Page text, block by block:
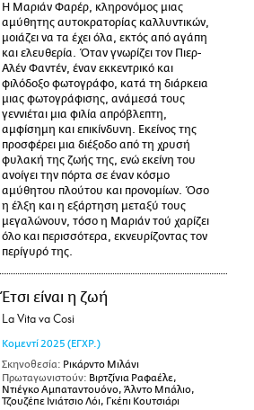
Η Μαριάν Φαρέρ, κληρονόμος μιας
αμύθητης αυτοκρατορίας καλλυντικών,
μοιάζει να τα έχει όλα, εκτός από αγάπη
και ελευθερία. Όταν γνωρίζει τον Πιερ-
Αλέν Φαντέν, έναν εκκεντρικό και
φιλόδοξο φωτογράφο, κατά τη διάρκεια
μιας φωτογράφισης, ανάμεσά τους
γεννιέται μια φιλία απρόβλεπτη,
αμφίσημη και επικίνδυνη. Εκείνος της
προσφέρει μια διέξοδο από τη χρυσή
φυλακή της ζωής της, ενώ εκείνη του
ανοίγει την πόρτα σε έναν κόσμο
αμύθητου πλούτου και προνομίων. Όσο
η έλξη και η εξάρτηση μεταξύ τους
μεγαλώνουν, τόσο η Μαριάν τού χαρίζει
όλο και περισσότερα, εκνευρίζοντας τον
περίγυρό της.
Έτσι είναι η ζωή
La Vita va Cosi
Κομεντί 2025 (ΕΓΧΡ.)
Σκηνοθεσία: Ρικάρντο Μιλάνι
Πρωταγωνιστούν: Βιρτζίνια Ραφαέλε,
Ντιέγκο Αμπαταντουόνο, Άλντο Μπάλιο,
Τζουζέπε Ινιάτσιο Λόι, Γκέπι Κουτσιάρι